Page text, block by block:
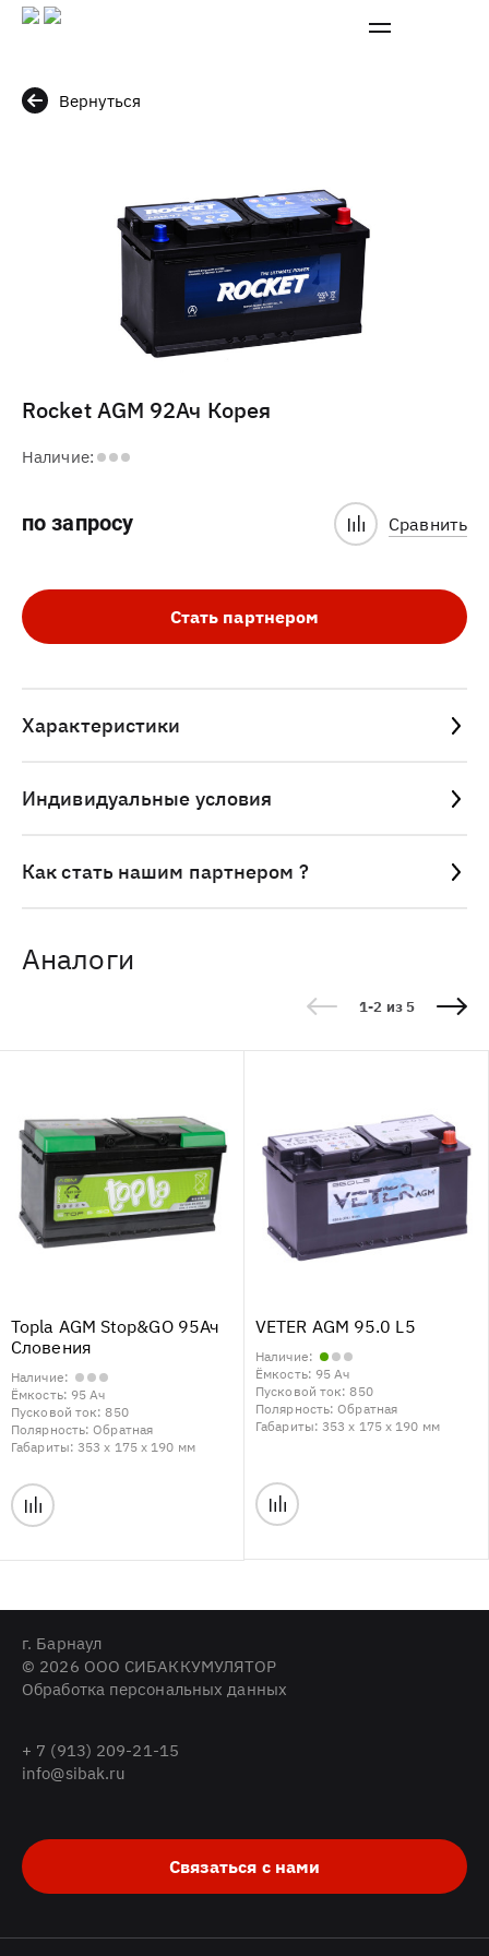
Вернуться
Rocket AGM 92Ач Корея
Наличие:
по запросу Сравнить
Стать партнером
Характеристики
Индивидуальные условия
Как стать нашим партнером ?
Аналоги
1-2 из 5
Topla AGM Stop&GO 95Ач
Словения
Наличие:
Ёмкость: 95 Ач
Пусковой ток:850
Полярность:Обратная
Габариты: 353 x 175 x 190 мм
VETER AGM 95.0 L5
Наличие:
Ёмкость: 95 Ач
Пусковой ток:850
Полярность:Обратная
Габариты: 353 x 175 x 190 мм
г. Барнаул
© 2026 ООО СИБАККУМУЛЯТОР
Обработка персональных данных
+ 7 (913) 209-21-15
info@sibak.ru
Связаться с нами